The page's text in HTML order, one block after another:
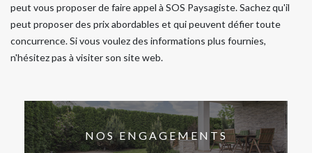
peut vous proposer de faire appel à SOS Paysagiste. Sachez qu'il
peut proposer des prix abordables et qui peuvent défier toute
concurrence. Si vous voulez des informations plus fournies,
n'hésitez pas à visiter son site web.
NOS ENGAGEMENTS